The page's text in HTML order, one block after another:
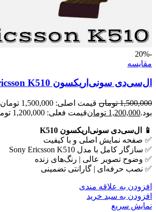
-20%
مقايسه
ال‌سی‌دی سونی‌اریکسون LCD Sony Ericsson K510
1,500,000 تومان
قیمت اصلی: 1,500,000 تومان
بود.1,200,000 تومانقیمت فعلی: 1,200,000 تومان.
📱 ال‌سی‌دی سونی‌اریکسون K510
✅ صفحه نمایش اصلی و با کیفیت
✅ سازگار کامل با مدل Sony Ericsson K510
✅ وضوح تصویر عالی | رنگ‌های زنده
✅ نصب حرفه‌ای | گارانتی تضمینی
افزودن به علاقه مندی
افزودن به سبد خرید
نمایش سریع